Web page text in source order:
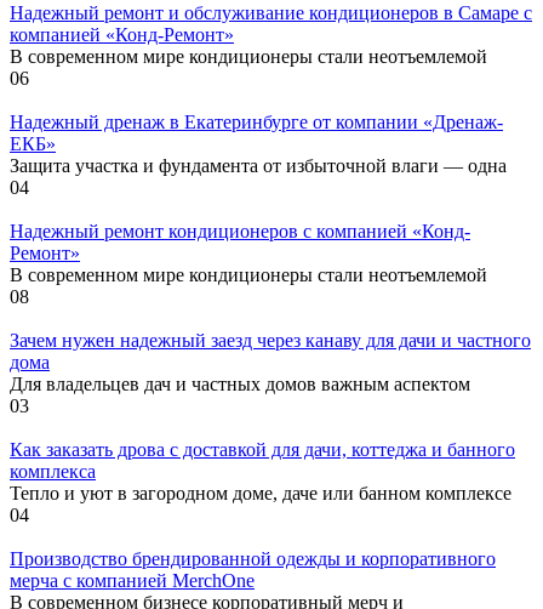
Надежный ремонт и обслуживание кондиционеров в Самаре с
компанией «Конд-Ремонт»
В современном мире кондиционеры стали неотъемлемой
06
Надежный дренаж в Екатеринбурге от компании «Дренаж-
ЕКБ»
Защита участка и фундамента от избыточной влаги — одна
04
Надежный ремонт кондиционеров с компанией «Конд-
Ремонт»
В современном мире кондиционеры стали неотъемлемой
08
Зачем нужен надежный заезд через канаву для дачи и частного
дома
Для владельцев дач и частных домов важным аспектом
03
Как заказать дрова с доставкой для дачи, коттеджа и банного
комплекса
Тепло и уют в загородном доме, даче или банном комплексе
04
Производство брендированной одежды и корпоративного
мерча с компанией MerchOne
В современном бизнесе корпоративный мерч и